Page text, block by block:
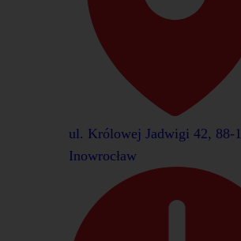
ul. Królowej Jadwigi 42, 88-
Inowrocław